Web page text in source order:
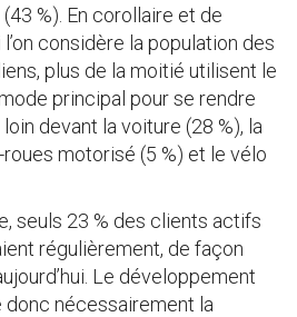
%). En corollaire et de
considère la population des
plus de la moitié utilisent le
principal pour se rendre
devant la voiture (28 %), la
motorisé (5 %) et le vélo
seuls 23 % des clients actifs
régulièrement, de façon
Le développement
nécessairement la